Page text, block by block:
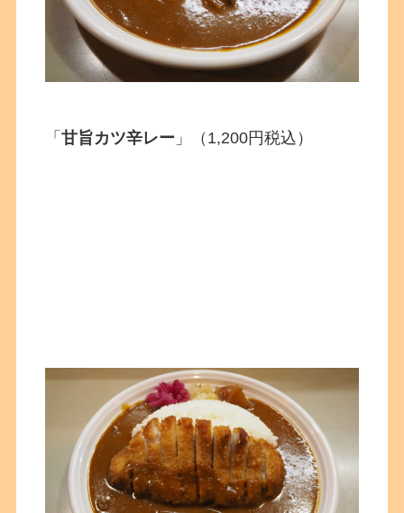
「甘旨カツ辛レー 」（1,200円税込）